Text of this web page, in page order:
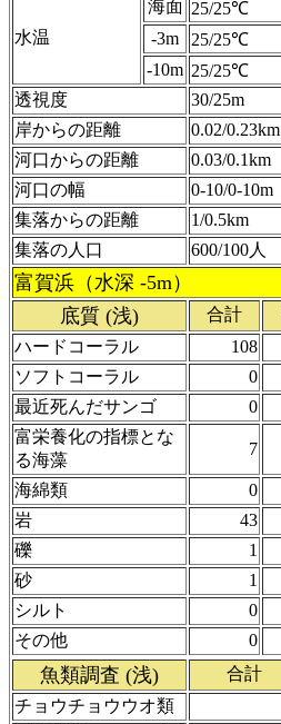
水温
海面 25/25℃
-3m
25/25℃
-10m 25/25℃
透視度
30/25m
岸からの距離
0.02/0.23km
河口からの距離
0.03/0.1km
河口の幅
0-10/0-10m
集落からの距離
1/0.5km
集落の人口
600/100人
富賀浜（水深 -5m）
底質 (浅)
合計
ハードコーラル
108
ソフトコーラル
0
最近死んだサンゴ
0
富栄養化の指標とな
る海藻
7
海綿類 0
岩
43
礫
1
砂
1
シルト
0
その他
0
魚類調査 (浅) 合計
チョウチョウウオ類